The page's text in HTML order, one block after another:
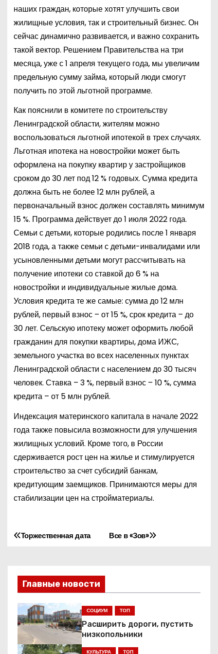
наших граждан, которые хотят улучшить свои
жилищные условия, так и строительный бизнес. Он
сейчас динамично развивается, и важно сохранить
такой вектор. Решением Правительства на три
месяца, уже с 1 апреля текущего года, мы увеличим
предельную сумму займа, который люди смогут
получить по этой льготной программе.
Как пояснили в комитете по строительству
Ленинградской области, жителям можно
воспользоваться льготной ипотекой в трех случаях.
Льготная ипотека на новостройки может быть
оформлена на покупку квартир у застройщиков
сроком до 30 лет под 12 % годовых. Сумма кредита
должна быть не более 12 млн рублей, а
первоначальный взнос должен составлять минимум
15 %. Программа действует до 1 июля 2022 года.
Семьи с детьми, которые родились после 1 января
2018 года, а также семьи с детьми-инвалидами или
усыновленными детьми могут рассчитывать на
получение ипотеки со ставкой до 6 % на
новостройки и индивидуальные жилые дома.
Условия кредита те же самые: сумма до 12 млн
рублей, первый взнос – от 15 %, срок кредита – до
30 лет. Сельскую ипотеку может оформить любой
гражданин для покупки квартиры, дома ИЖС,
земельного участка во всех населенных пунктах
Ленинградской области с населением до 30 тысяч
человек. Ставка – 3 %, первый взнос – 10 %, сумма
кредита – от 5 млн рублей.
Индексация материнского капитала в начале 2022
года также повысила возможности для улучшения
жилищных условий. Кроме того, в России
сдерживается рост цен на жилье и стимулируется
строительство за счет субсидий банкам,
кредитующим заемщиков. Принимаются меры для
стабилизации цен на стройматериалы.
Н
в
и
г
а
Все в «Зов»
Торжественная дата
Главные новости
СОЦИУМ ТОП
Расширить дороги, пустить
низкопольники
КУЛЬТУРА ТОП